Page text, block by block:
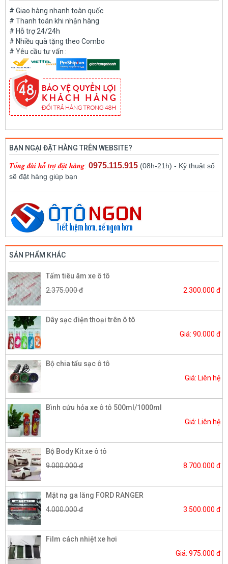
# Giao hàng nhanh toàn quốc
# Thanh toán khi nhận hàng
# Hỗ trợ 24/24h
# Nhiều quà tặng theo Combo
# Yêu cầu tư vấn :
BẠN NGẠI ĐẶT HÀNG TRÊN WEBSITE?
Tổng đài hỗ trợ đặt hàng: 0975.115.915 (08h-21h) - Kỹ thuật số
sẽ đặt hàng giúp bạn
SẢN PHẨM KHÁC
Tấm tiêu âm xe ô tô
2.375.000 đ
2.300.000 đ
Dây sạc điện thoại trên ô tô
Giá: 90.000 đ
Bộ chia tẩu sạc ô tô
Giá: Liên hệ
Bình cứu hỏa xe ô tô 500ml/1000ml
Giá: Liên hệ
Bộ Body Kit xe ô tô
9.000.000 đ
8.700.000 đ
Mặt nạ ga lăng FORD RANGER
4.000.000 đ
3.500.000 đ
Film cách nhiệt xe hơi
Giá: 975.000 đ